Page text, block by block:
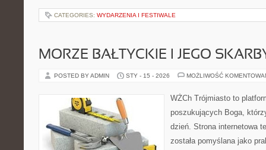
CATEGORIES: WYDARZENIA I FESTIWALE
MORZE BAŁTYCKIE I JEGO
POSTED BY ADMIN STY - 15 - 2026 MOŻLIWOŚĆ
WŻCh Trójmiasto to
poszukujących Boga,
dzień. Strona internetowa
została pomyślana jako